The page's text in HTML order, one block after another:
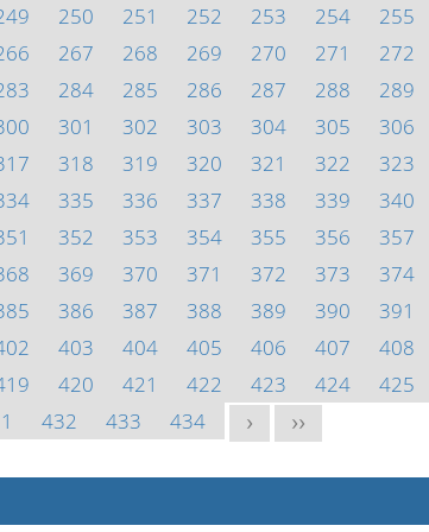
250 251 252 253 254 255
267 268 269 270 271 272
284 285 286 287 288 289
301 302 303 304 305 306
318 319 320 321 322 323
335 336 337 338 339 340
352 353 354 355 356 357
369 370 371 372 373 374
386 387 388 389 390 391
403 404 405 406 407 408
420 421 422 423 424 425
432 433 434 > >>